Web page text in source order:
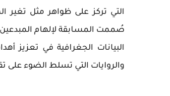
التي تركز على ظواهر مثل تغير
صُممت المسابقة لإلهام
البيانات الجغرافية في تعزيز
والروايات التي تسلط الضوء على